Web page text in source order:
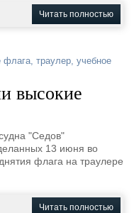
Читать полностью
флага, траулер, учебное
высокие
"Седов"
13 июня во
флага на траулере
Читать полностью